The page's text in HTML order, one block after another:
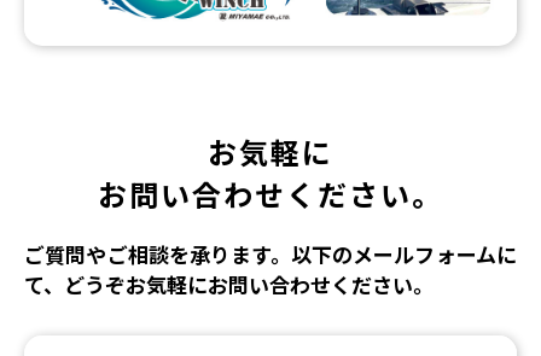
お気軽に
お問い合わせください。
ご質問やご相談を承ります。以下のメールフォームに
て、どうぞお気軽にお問い合わせください。